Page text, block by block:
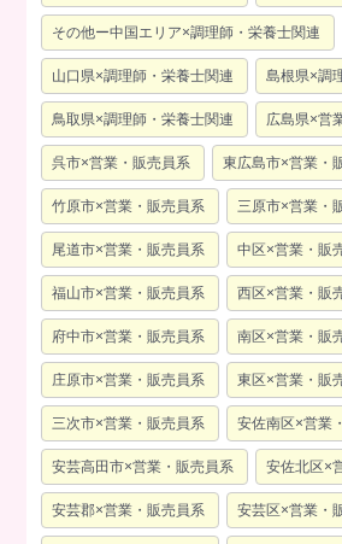
その他ー中国エリア×調理師・栄養士関連
山口県×調理師・栄養士関連 島根県×調
鳥取県×調理師・栄養士関連 広島県×営
呉市×営業・販売員系 東広島市×営業・
竹原市×営業・販売員系 三原市×営業・
尾道市×営業・販売員系 中区×営業・販
福山市×営業・販売員系 西区×営業・販
府中市×営業・販売員系 南区×営業・販
庄原市×営業・販売員系 東区×営業・販
三次市×営業・販売員系 安佐南区×営業
安芸高田市×営業・販売員系 安佐北区×
安芸郡×営業・販売員系 安芸区×営業・